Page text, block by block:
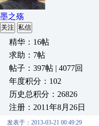
墨之殇
关注 私信
精华：16帖
求助：7帖
帖子：397帖 | 4077回
年度积分：102
历史总积分：26826
注册：2011年8月26日
发表于：2013-03-21 00:49:29